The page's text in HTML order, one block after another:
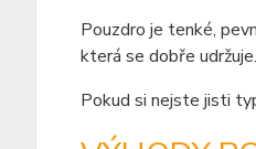
Pouzdro je tenké,
která se dobře
Pokud si nejste jisti